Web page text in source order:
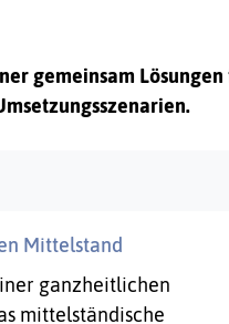
gemeinsam
Mittelstand
ganzheitlichen
mittelständische